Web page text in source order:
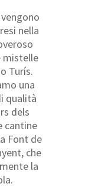
nella
mistelle
Turís.
una
qualità
dels
cantine
Font de
che
la